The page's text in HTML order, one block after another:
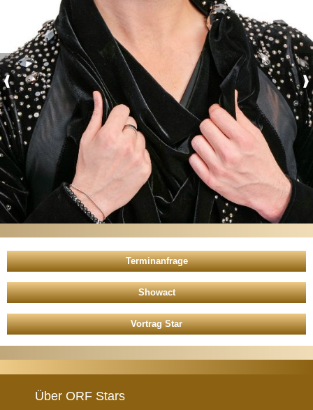
Showact
Vortrag Star
Über ORF Stars